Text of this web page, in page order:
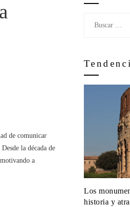
de comunicar
la década de
a
Los
historia y